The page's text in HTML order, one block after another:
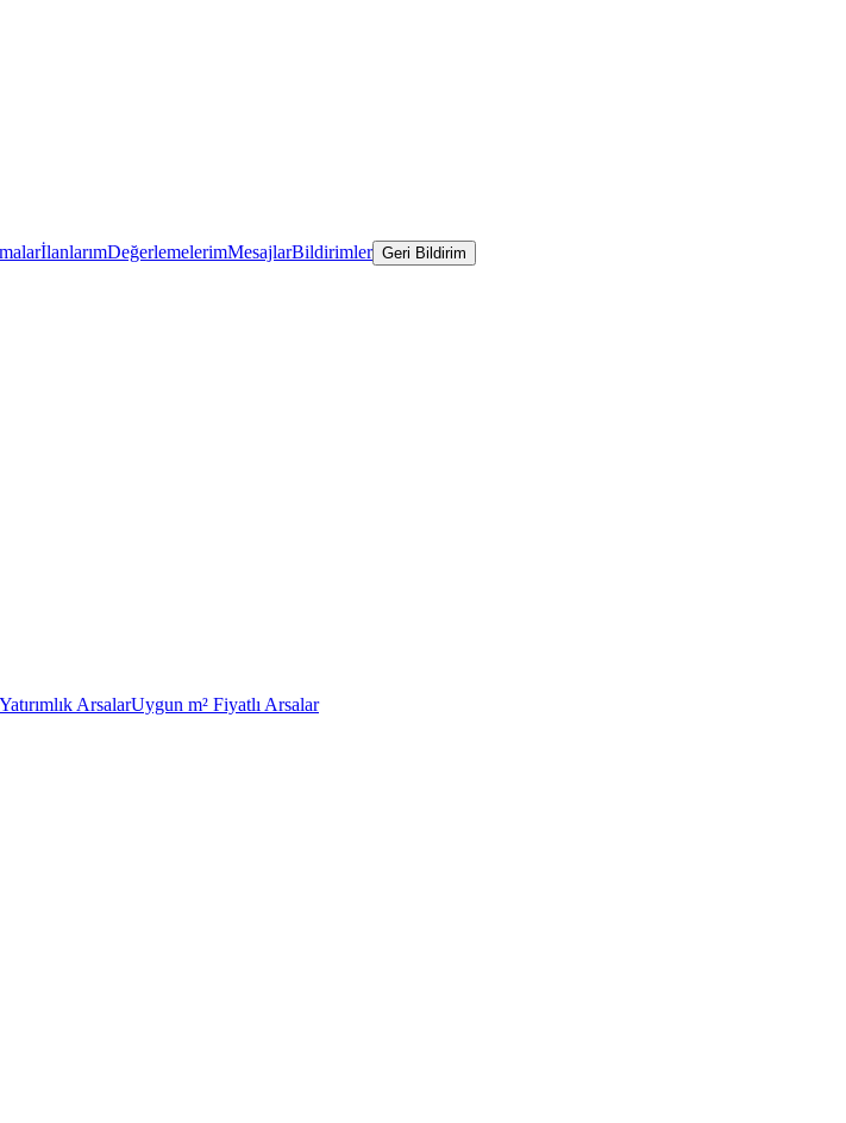
İlanlarımDeğerlemelerimMesajlarBildirimler Geri Bildirim
Yatırımlık ArsalarUygun m² Fiyatlı Arsalar